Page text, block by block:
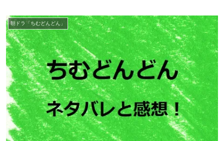
朝ドラ「ちむどんどん」